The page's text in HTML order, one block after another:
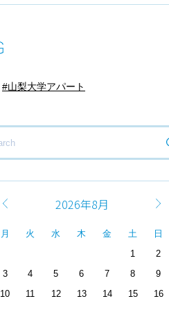
山梨大学アパート
2026年8月
月 火 水 木 金 土
日
1
2
3
4 5 6 7 8
9
10
11 12 13 14 15
16